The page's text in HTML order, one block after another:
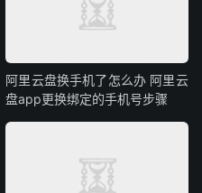
阿里云盘换手机了怎么办 阿里云
盘app更换绑定的手机号步骤